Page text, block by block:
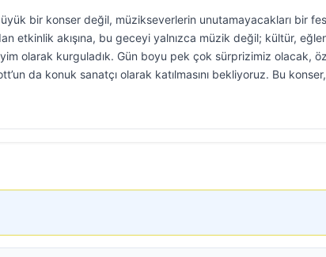
bir konser değil, müzikseverlerin unutamayacakları bir
etkinlik akışına, bu geceyi yalnızca müzik değil; kültür,
olarak kurguladık. Gün boyu pek çok sürprizimiz olacak,
da konuk sanatçı olarak katılmasını bekliyoruz. Bu konser,